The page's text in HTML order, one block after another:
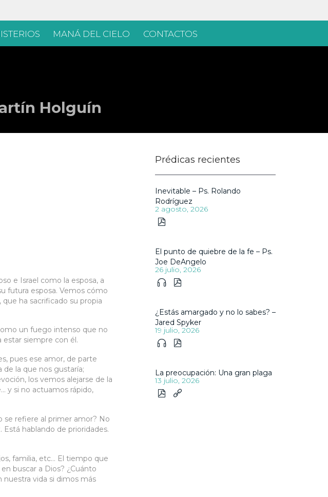
MANÁ DEL CIELO CONTACTOS
Holguín
e Israel como la esposa, a
futura esposa. Vemos cómo
ha sacrificado su propia
un fuego intenso que no
estar siempre con él.
pues ese amor, de parte
la que nos gustaría;
los vemos alejarse de la
y si no actuamos rápido,
se refiere al primer amor? No
hablando de prioridades.
familia, etc… El tiempo que
buscar a Dios? ¿Cuánto
vida si dimos más
Prédicas recientes
Inevitable – Ps. Rolando
Rodríguez
2 agosto, 2026

El punto de quiebre de la fe – Ps.
Joe DeAngelo
26 julio, 2026
 
¿Estás amargado y no lo sabes? –
Jared Spyker
19 julio, 2026
 
La preocupación: Una gran plaga
13 julio, 2026
 